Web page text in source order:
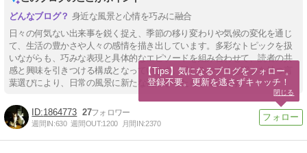
身近な風景と心情を巧みに融合
日々の何気ない出来事を鋭く捉え、季節の移り変わりや気候の変化を通じ
て、生活の豊かさや人々の感情を描き出しています。多彩なトピックを扱
いながらも、巧みな表現と具体的なエピソードを組み合わせて、読者の共
感と興味を引きつける構成となっています。親しみやすくも深みを持つ言
葉選びにより、日常の風景に新たな視点をもたらしています。
1864773 27
週間IN:630 週間OUT:1200 月間IN:2370
【Tips】気になるブログをフォロー。
登録不要。更新を逃さずキャッチ！
閉じる